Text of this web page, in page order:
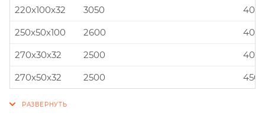
220x100x32
3050
250x50x100
2600
270x30x32
2500
270x50x32
2500